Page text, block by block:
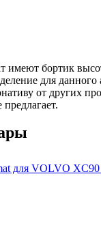
имеют бортик
для
от других